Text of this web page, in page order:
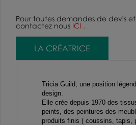
Pour toutes demandes de devis
contactez nous ICI .
LA CRÉATRICE
Tricia Guild, une position
design.
Elle crée depuis 1970 des
peints, des peintures des
produits finis ( coussins, tapis,